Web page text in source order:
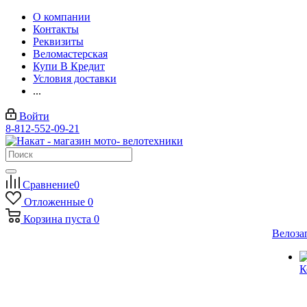
О компании
Контакты
Реквизиты
Веломастерская
Купи В Кредит
Условия доставки
...
Войти
8-812-552-09-21
Сравнение0
Отложенные 0
Корзина пуста 0